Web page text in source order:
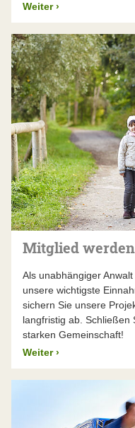
Weiter ›
Mitglied werden
Als unabhängiger
unsere wichtigste
sichern Sie unsere
langfristig ab. Schließen
starken Gemeinschaft!
Weiter ›